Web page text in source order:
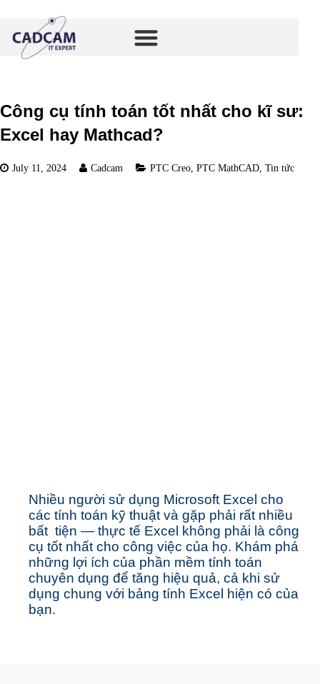
Công cụ tính toán tốt nhất cho kĩ sư:
Excel hay Mathcad?
July 11, 2024 Cadcam PTC Creo, PTC MathCAD, Tin tức
Nhiều người sử dụng Microsoft Excel cho
các tính toán kỹ thuật và gặp phải rất nhiều
bất tiện — thực tế Excel không phải là công
cụ tốt nhất cho công việc của họ. Khám phá
những lợi ích của phần mềm tính toán
chuyên dụng để tăng hiệu quả, cả khi sử
dụng chung với bảng tính Excel hiện có của
bạn.